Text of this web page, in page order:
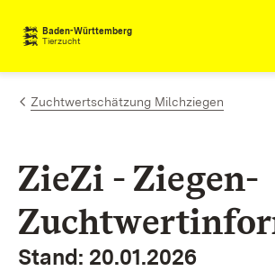
Zum Inhalt springen
Baden-Württemberg
Tierzucht
Zuchtwertschätzung Milchziegen
ZieZi - Ziegen-
Stand: 20.01.2026